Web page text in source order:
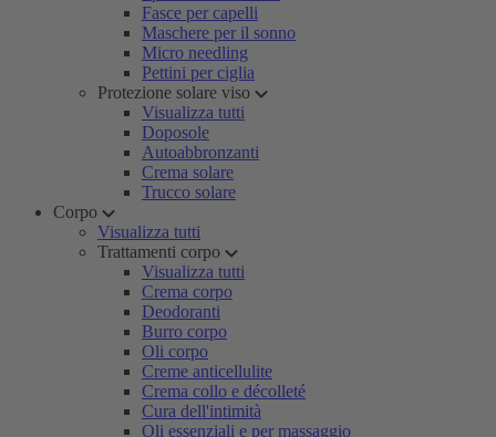
Fasce per capelli
Maschere per il sonno
Micro needling
Pettini per ciglia
Protezione solare viso
Visualizza tutti
Doposole
Autoabbronzanti
Crema solare
Trucco solare
Corpo
Visualizza tutti
Trattamenti corpo
Visualizza tutti
Crema corpo
Deodoranti
Burro corpo
Oli corpo
Creme anticellulite
Crema collo e décolleté
Cura dell'intimità
Oli essenziali e per massaggio